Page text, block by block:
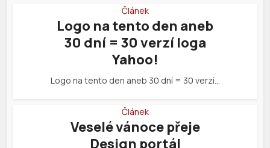
Článek
Logo na tento den aneb
30 dní = 30 verzí loga
Yahoo!
Logo na tento den aneb 30 dní = 30 verzí…
Článek
Veselé vánoce přeje
Design portál